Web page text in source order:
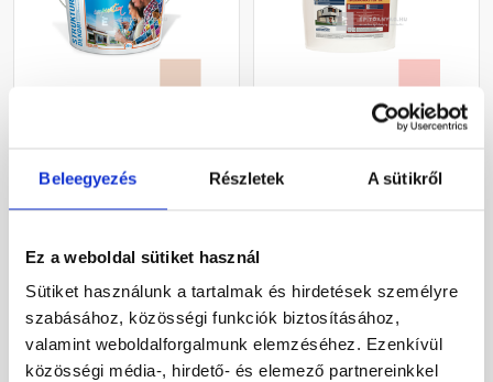
Beleegyezés Részletek A sütikről
Ez a weboldal sütiket használ
Sütiket használunk a tartalmak és hirdetések személyre
szabásához, közösségi funkciók biztosításához,
valamint weboldalforgalmunk elemzéséhez. Ezenkívül
közösségi média-, hirdető- és elemező partnereinkkel
vékonyvakolat, kapart 1,5
mm 5177 rusty 25 kg
36 460 Ft/ vödör
vékonyvakolat, kapart 1,5
30 660 Ft/ db